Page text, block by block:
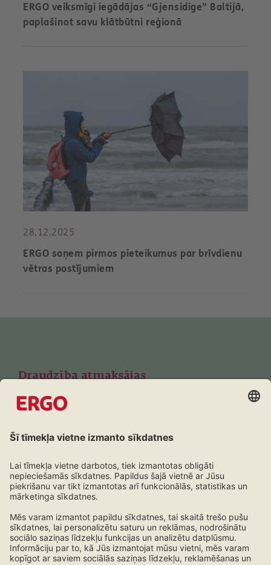
ERGO veiksmīgi iegādājas “Gjensidige” Baltijā,
paplašinot savu klātbūtni reģionā
28.12.2025
ERGO saņem pirmos pieteikumus par brīvdienu
vētras postījumiem
Draudzība atmaksājas
Lojalitātes programma ERGO klientiem
Uzzini vairāk!